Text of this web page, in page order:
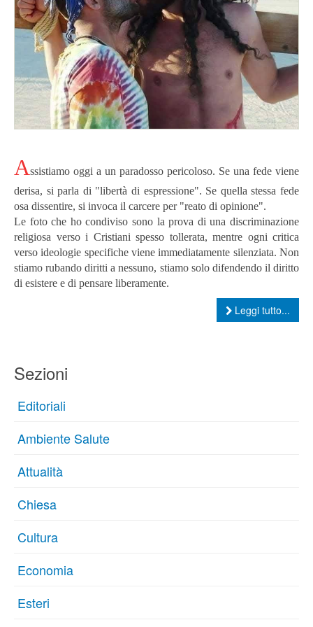
Assistiamo oggi a un paradosso pericoloso. Se una fede viene
derisa, si parla di "libertà di espressione". Se quella stessa fede
osa dissentire, si invoca il carcere per "reato di opinione".
​Le foto che ho condiviso sono la prova di una discriminazione
religiosa verso i Cristiani spesso tollerata, mentre ogni critica
verso ideologie specifiche viene immediatamente silenziata. Non
stiamo rubando diritti a nessuno, stiamo solo difendendo il diritto
di esistere e di pensare liberamente.
Leggi tutto...
Sezioni
Editoriali
Ambiente Salute
Attualità
Chiesa
Cultura
Economia
Esteri